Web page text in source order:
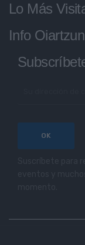
Lo Más
Info